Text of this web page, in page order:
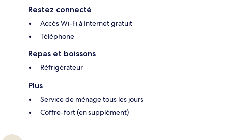
Restez connecté
Accès Wi-Fi à Internet gratuit
Téléphone
Repas et boissons
Réfrigérateur
Plus
Service de ménage tous les jours
Coffre-fort (en supplément)